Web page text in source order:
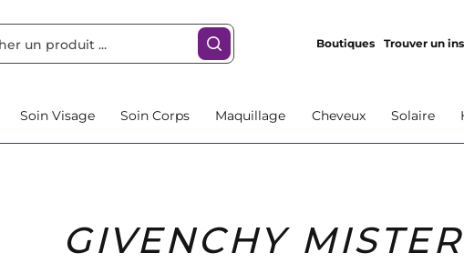
Boutiques Trouver un
Soin Visage Soin Corps Maquillage Cheveux Solaire
GIVENCHY MISTER